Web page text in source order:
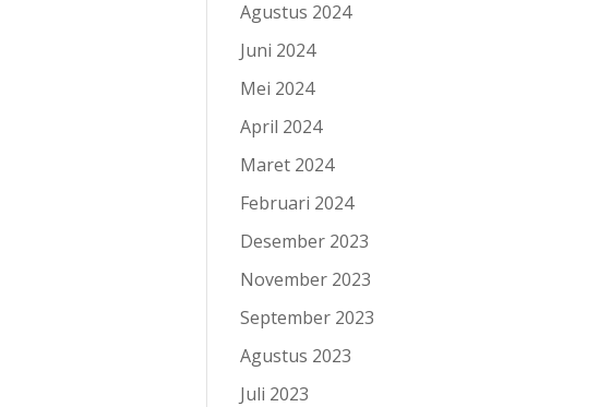
Agustus 2024
Juni 2024
Mei 2024
April 2024
Maret 2024
Februari 2024
Desember 2023
November 2023
September 2023
Agustus 2023
Juli 2023